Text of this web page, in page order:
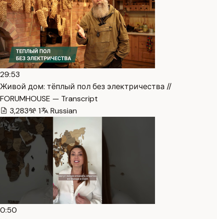
29:53
Живой дом: тёплый пол без электричества //
FORUMHOUSE — Transcript
3,283
1 Russian
0:50